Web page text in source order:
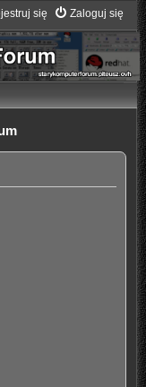
Zaloguj się
się